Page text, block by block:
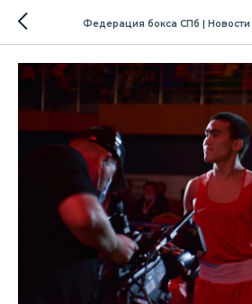
Федерация бокса СПб | Новости